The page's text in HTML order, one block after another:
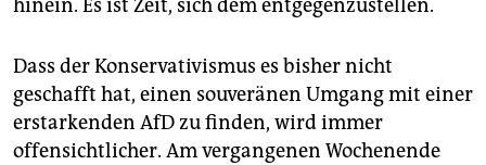
hinein. Es ist Zeit, sich dem entgegenzustellen.
Dass der Konservativismus es bisher nicht
geschafft hat, einen souveränen Umgang mit einer
erstarkenden AfD zu finden, wird immer
offensichtlicher. Am vergangenen Wochenende